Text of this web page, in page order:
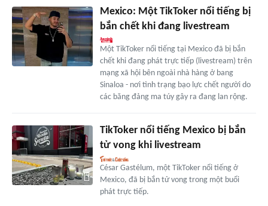
Mexico: Một TikToker nổi tiếng bị
bắn chết khi đang livestream
Một TikToker nổi tiếng tại Mexico đã bị bắn
chết khi đang phát trực tiếp (livestream) trên
mạng xã hội bên ngoài nhà hàng ở bang
Sinaloa - nơi tình trạng bạo lực chết người do
các băng đảng ma túy gây ra đang lan rộng.
TikToker nổi tiếng Mexico bị bắn
tử vong khi livestream
César Gastélum, một TikToker nổi tiếng ở
Mexico, đã bị bắn tử vong trong một buổi
phát trực tiếp.